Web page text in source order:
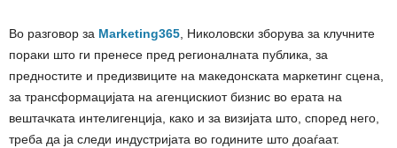
Во разговор за Marketing365, Николовски зборува за клучните
пораки што ги пренесе пред регионалната публика, за
предностите и предизвиците на македонската маркетинг сцена,
за трансформацијата на агенцискиот бизнис во ерата на
вештачката интелигенција, како и за визијата што, според него,
треба да ја следи индустријата во годините што доаѓаат.